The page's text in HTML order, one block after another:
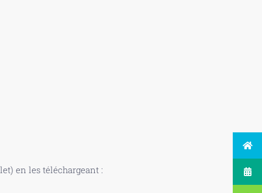
en les téléchargeant :